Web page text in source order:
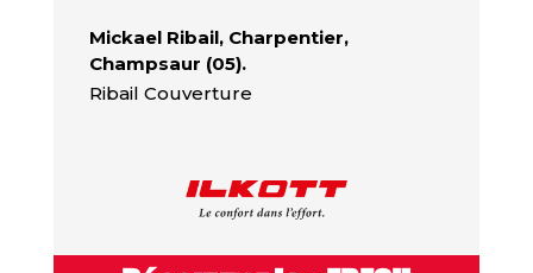
Mickael Ribail, Charpentier,
Champsaur (05).
Ribail Couverture